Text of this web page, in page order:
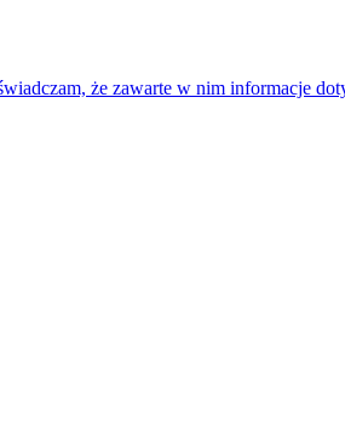
że zawarte w nim informacje